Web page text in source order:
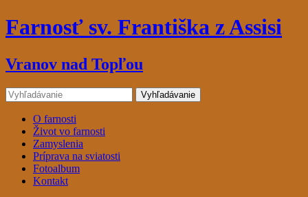
Farnosť sv. Františka z Assisi
Vranov nad Topľou
O farnosti
Život vo farnosti
Zamyslenia
Príprava na sviatosti
Fotoalbum
Kontakt